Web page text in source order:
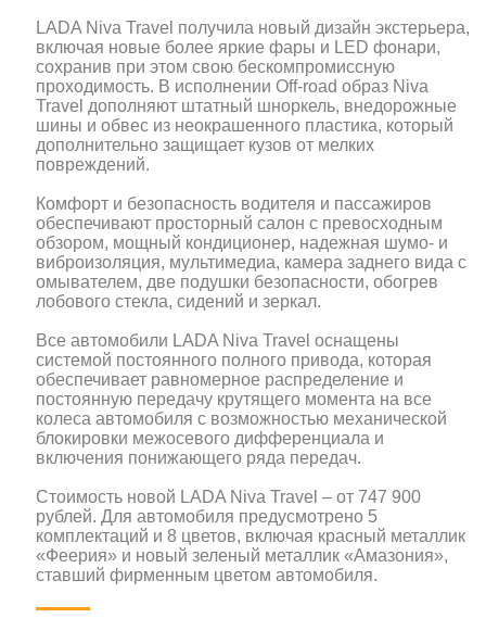
LADA Niva Travel получила новый дизайн экстерьера,
включая новые более яркие фары и LED фонари,
сохранив при этом свою бескомпромиссную
проходимость. В исполнении Off-road образ Niva
Travel дополняют штатный шноркель, внедорожные
шины и обвес из неокрашенного пластика, который
дополнительно защищает кузов от мелких
повреждений.
Комфорт и безопасность водителя и пассажиров
обеспечивают просторный салон с превосходным
обзором, мощный кондиционер, надежная шумо- и
виброизоляция, мультимедиа, камера заднего вида с
омывателем, две подушки безопасности, обогрев
лобового стекла, сидений и зеркал.
Все автомобили LADA Niva Travel оснащены
системой постоянного полного привода, которая
обеспечивает равномерное распределение и
постоянную передачу крутящего момента на все
колеса автомобиля с возможностью механической
блокировки межосевого дифференциала и
включения понижающего ряда передач.
Стоимость новой LADA Niva Travel – от 747 900
рублей. Для автомобиля предусмотрено 5
комплектаций и 8 цветов, включая красный металлик
«Феерия» и новый зеленый металлик «Амазония»,
ставший фирменным цветом автомобиля.